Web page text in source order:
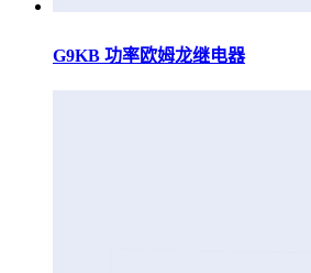
G9KB 功率欧姆龙继电器